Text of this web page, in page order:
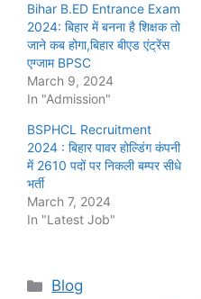
Bihar B.ED Entrance Exam
2024: बिहार में बनना है शिक्षक तो
जाने कब होगा,बिहार बीएड एंट्रेंस
एग्जाम BPSC
March 9, 2024
In "Admission"
BSPHCL Recruitment
2024 : बिहार पावर होल्डिंग कंपनी
में 2610 पदों पर निकली बम्पर सीधे
भर्ती
March 7, 2024
In "Latest Job"
Categories
Blog